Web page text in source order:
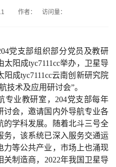
11 作者： 访问量：
04党支部组织部分党员及教研
阳成tyc7111cc举办，卫星导
成tyc7111cc云南创新研究院
技术及应用研讨会”。
专业教研室，204党支部每年
讨会，邀请国内外导航专业各
学科发展。
随着北斗三号全
务，该系统已深入服务交通运
力等公共产业，市场上也涌现
制造商， 2022年我国卫星导